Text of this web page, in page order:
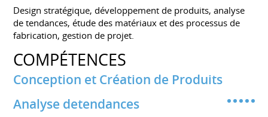
Design stratégique, développement de produits, analyse
de tendances, étude des matériaux et des processus de
fabrication, gestion de projet.
COMPÉTENCES
Conception et Création de Produits
Analyse detendances